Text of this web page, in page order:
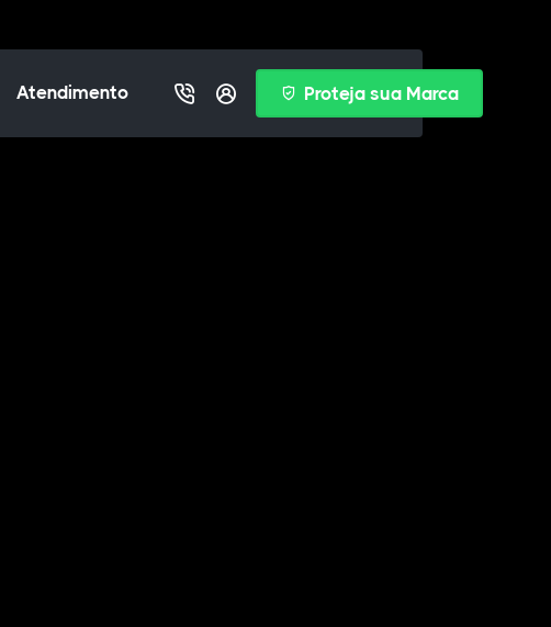
Atendimento Proteja sua Marca